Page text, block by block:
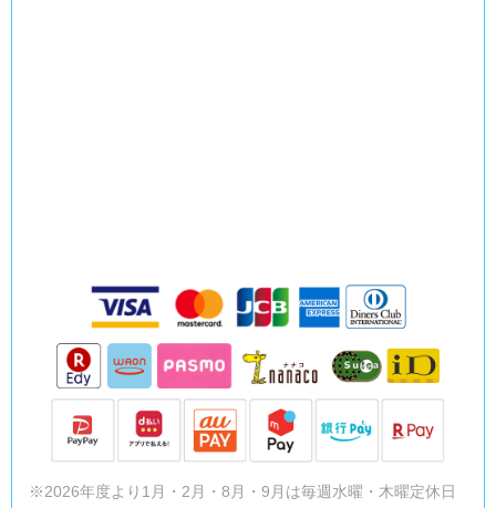
※2026年度より1月・2月・8月・9月は毎週水曜・木曜定休日